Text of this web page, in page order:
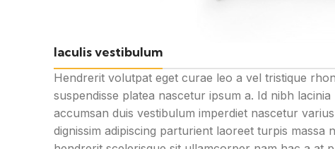
Iaculis vestibulum
Hendrerit volutpat eget curae leo a vel tristique
suspendisse platea nascetur ipsum a. Id nibh
accumsan duis vestibulum imperdiet nascetur
dignissim adipiscing parturient laoreet turpis